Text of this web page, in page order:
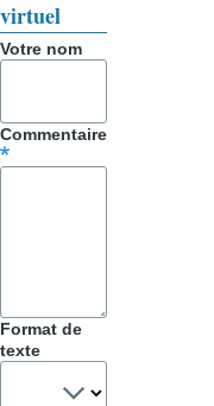
Trucs
Astuces
virtuel
Votre nom
Commentaire
Format de
texte